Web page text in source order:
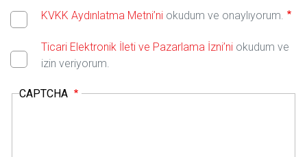
KVKK Aydınlatma Metni’ni okudum ve onaylıyorum.
Ticari Elektronik İleti ve Pazarlama İzni’ni okudum ve
izin veriyorum.
CAPTCHA